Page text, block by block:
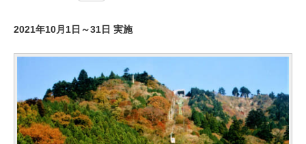
2021年10月1日～31日 実施